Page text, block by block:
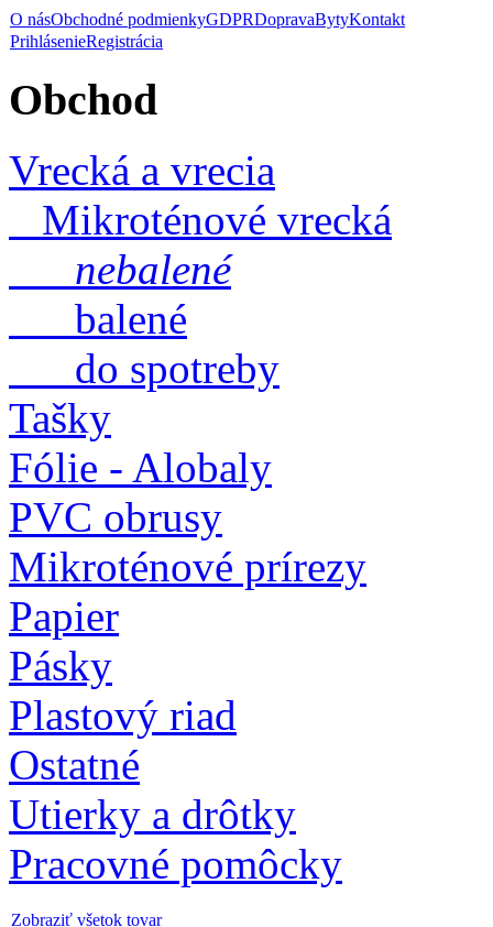
O násObchodné podmienkyGDPRDopravaBytyKontakt
PrihlásenieRegistrácia
Obchod
Vrecká a vrecia
Mikroténové vrecká
nebalené
balené
do spotreby
Tašky
Fólie - Alobaly
PVC obrusy
Mikroténové prírezy
Papier
Pásky
Plastový riad
Ostatné
Utierky a drôtky
Pracovné pomôcky
Zobraziť všetok tovar